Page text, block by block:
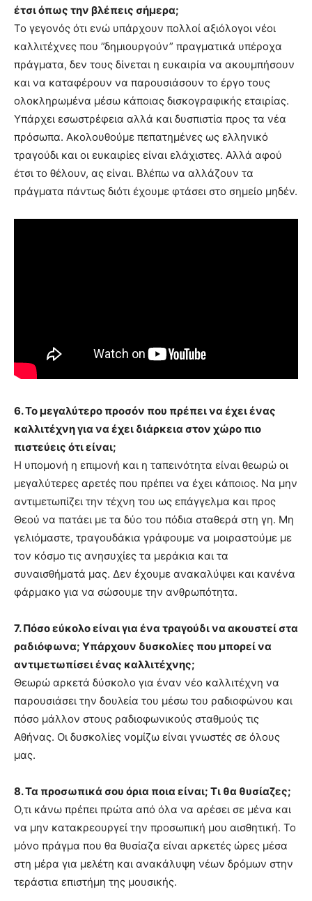
έτσι όπως την βλέπεις σήμερα;
Το γεγονός ότι ενώ υπάρχουν πολλοί αξιόλογοι νέοι
καλλιτέχνες που ”δημιουργούν” πραγματικά υπέροχα
πράγματα, δεν τους δίνεται η ευκαιρία να ακουμπήσουν
και να καταφέρουν να παρουσιάσουν το έργο τους
ολοκληρωμένα μέσω κάποιας δισκογραφικής εταιρίας.
Υπάρχει εσωστρέφεια αλλά και δυσπιστία προς τα νέα
πρόσωπα. Ακολουθούμε πεπατημένες ως ελληνικό
τραγούδι και οι ευκαιρίες είναι ελάχιστες. Αλλά αφού
έτσι το θέλουν, ας είναι. Βλέπω να αλλάζουν τα
πράγματα πάντως διότι έχουμε φτάσει στο σημείο μηδέν.
6. Το μεγαλύτερο προσόν που πρέπει να έχει ένας
καλλιτέχνη για να έχει διάρκεια στον χώρο πιο
πιστεύεις ότι είναι;
Η υπομονή η επιμονή και η ταπεινότητα είναι θεωρώ οι
μεγαλύτερες αρετές που πρέπει να έχει κάποιος. Να μην
αντιμετωπίζει την τέχνη του ως επάγγελμα και προς
Θεού να πατάει με τα δύο του πόδια σταθερά στη γη. Μη
γελιόμαστε, τραγουδάκια γράφουμε να μοιραστούμε με
τον κόσμο τις ανησυχίες τα μεράκια και τα
συναισθήματά μας. Δεν έχουμε ανακαλύψει και κανένα
φάρμακο για να σώσουμε την ανθρωπότητα.
7. Πόσο εύκολο είναι για ένα τραγούδι να ακουστεί στα
ραδιόφωνα; Υπάρχουν δυσκολίες που μπορεί να
αντιμετωπίσει ένας καλλιτέχνης;
Θεωρώ αρκετά δύσκολο για έναν νέο καλλιτέχνη να
παρουσιάσει την δουλεία του μέσω του ραδιοφώνου και
πόσο μάλλον στους ραδιοφωνικούς σταθμούς τις
Αθήνας. Οι δυσκολίες νομίζω είναι γνωστές σε όλους
μας.
8. Τα προσωπικά σου όρια ποια είναι; Τι θα θυσίαζες;
Ο,τι κάνω πρέπει πρώτα από όλα να αρέσει σε μένα και
να μην κατακρεουργεί την προσωπική μου αισθητική. Το
μόνο πράγμα που θα θυσίαζα είναι αρκετές ώρες μέσα
στη μέρα για μελέτη και ανακάλυψη νέων δρόμων στην
τεράστια επιστήμη της μουσικής.